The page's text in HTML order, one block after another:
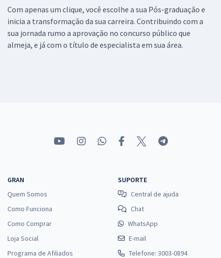
Com apenas um clique, você escolhe a sua Pós-graduação e
inicia a transformação da sua carreira. Contribuindo com a
sua jornada rumo a aprovação no concurso público que
almeja, e já com o título de especialista em sua área.
GRAN
Quem Somos
Como Funciona
Como Comprar
Loja Social
Programa de Afiliados
SUPORTE
Central de ajuda
Chat
WhatsApp
E-mail
Telefone: 3003-0894